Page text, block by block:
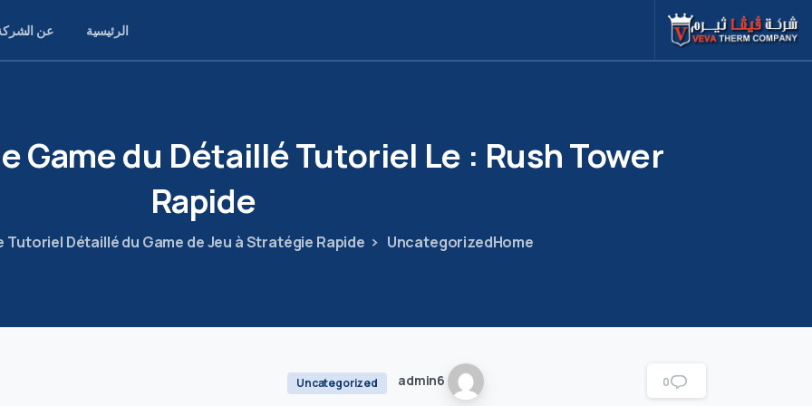
الرئيسية عن
Tower
Rush
:
Le
Tutoriel
Détaillé
du
Game
Rapide
Home
Uncategorized
Tutoriel Détaillé du Game de Jeu à Stratégie Rapide
0
admin6
Uncategorized